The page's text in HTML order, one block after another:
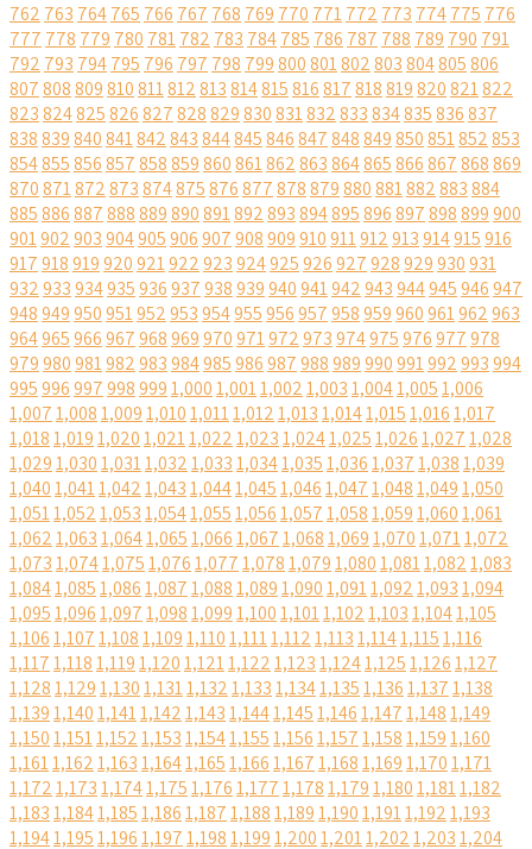
762 763 764765 766 767 768 769 770 771772 773 774775 776
777 778 779 780 781782 783 784785 786 787 788 789 790 791
792 793 794795 796 797 798 799800801802803804805806
807808809810811812813814815816817818819820821822
823824825826827828829830831832833834835836837
838839840841842843844845846847848849850851852853
854855856857858859860861862863864865866867868869
870871872873874875876877878879880881882883884
885886887888889890891892893894895896897898899900
901902903904905906907908909910911912913914915916
917918919920921922923924925926927928929930931
932933934935936937938939940941942943944945946947
948949950951952953954955956957958959960961962963
964965966967968969970971972973974975976977978
979980981982983984985986987988989990991992993994
9959969979989991,0001,0011,0021,0031,0041,0051,006
1,0071,0081,0091,0101,0111,0121,0131,0141,0151,0161,017
1,0181,0191,0201,0211,0221,0231,0241,0251,0261,0271,028
1,0291,0301,0311,0321,0331,0341,0351,0361,0371,0381,039
1,0401,0411,0421,0431,0441,0451,0461,0471,0481,0491,050
1,0511,0521,0531,0541,0551,0561,0571,0581,0591,0601,061
1,0621,0631,0641,0651,0661,0671,0681,0691,0701,0711,072
1,0731,0741,0751,0761,0771,0781,0791,0801,0811,0821,083
1,0841,0851,0861,0871,0881,0891,0901,0911,0921,0931,094
1,0951,0961,0971,0981,0991,1001,1011,1021,1031,1041,105
1,1061,1071,1081,1091,1101,1111,1121,1131,1141,1151,116
1,1171,1181,1191,1201,1211,1221,1231,1241,1251,1261,127
1,1281,1291,1301,1311,1321,1331,1341,1351,1361,1371,138
1,1391,1401,1411,1421,1431,1441,1451,1461,1471,1481,149
1,1501,1511,1521,1531,1541,1551,1561,1571,1581,1591,160
1,1611,1621,1631,1641,1651,1661,1671,1681,1691,1701,171
1,1721,1731,1741,1751,1761,1771,1781,1791,1801,1811,182
1,1831,1841,1851,1861,1871,1881,1891,1901,1911,1921,193
1,1941,1951,1961,1971,1981,1991,2001,2011,2021,2031,204